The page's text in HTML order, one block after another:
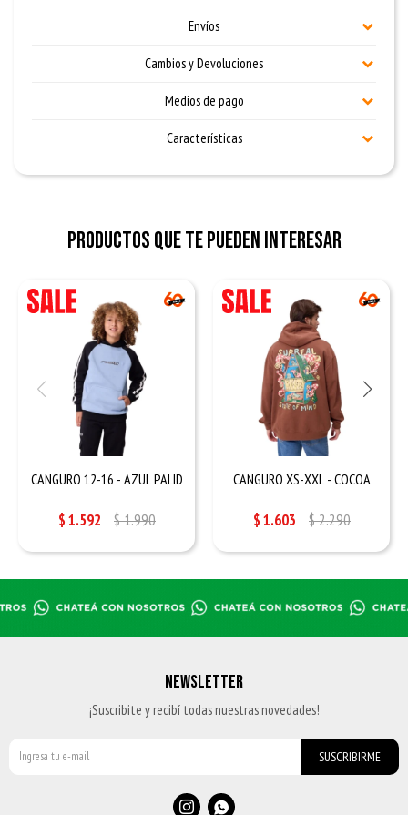
Envíos
Cambios y Devoluciones
Medios de pago
Características
Productos que te pueden interesar
CANGURO 12-16 - AZUL PALID
$1.592 $1.990
CANGURO XS-XXL - COCOA
$1.603 $2.290
NEWSLETTER
¡Suscribite y recibí todas nuestras novedades!
SUSCRIBIRME
 